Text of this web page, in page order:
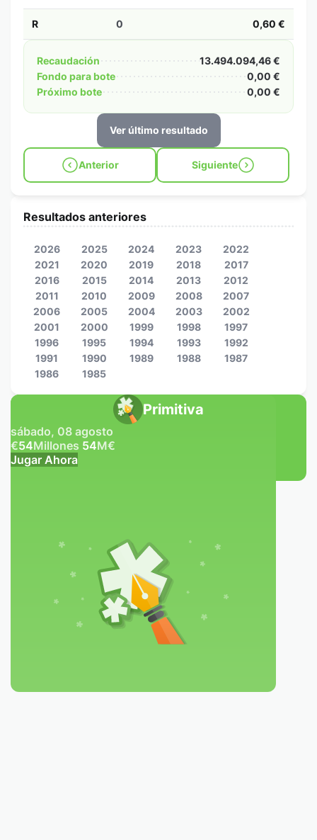
R 0 0,60 €
Recaudación
13.494.094,46 €
Fondo para bote
0,00 €
Próximo bote
0,00 €
Ver último resultado
Anterior Siguiente
Primitiva
sábado, 08 agosto
€54Millones 54M€
Jugar Ahora
Resultados anteriores
2026 2025 2024 2023
2022
2021
2020 2019 2018
2017
2016
2015 2014 2013
2012
2011
2010 2009 2008
2007
2006
2005 2004 2003
2002
2001
2000 1999 1998
1997
1996
1995 1994 1993
1992
1991
1990 1989 1988
1987
1986
1985